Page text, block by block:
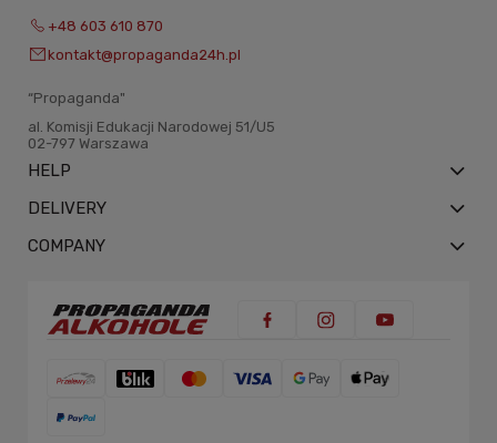
+48 603 610 870
kontakt@propaganda24h.pl
“Propaganda"
al. Komisji Edukacji Narodowej 51/U5
02-797 Warszawa
HELP
DELIVERY
COMPANY